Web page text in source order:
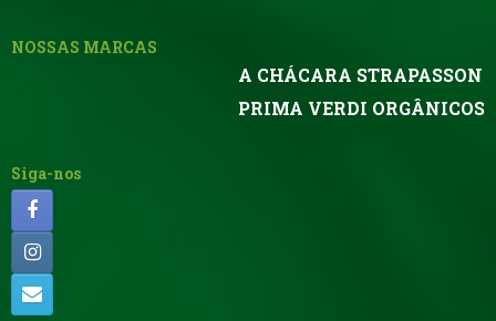
NOSSAS MARCAS
A CHÁCARA STRAPASSON
PRIMA VERDI ORGÂNICOS
Siga-nos